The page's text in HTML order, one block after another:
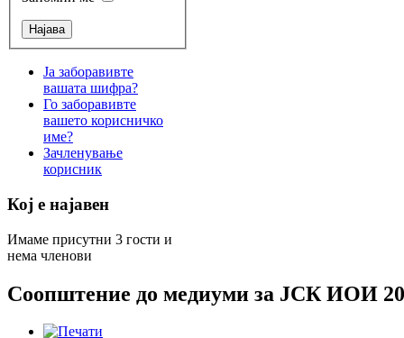
Ја заборавивте
вашата шифра?
Го заборавивте
вашето корисничко
име?
Зачленување
корисник
Кој е најавен
Имаме присутни 3 гости и
нема членови
Соопштение до медиуми за ЈСК ИОИ